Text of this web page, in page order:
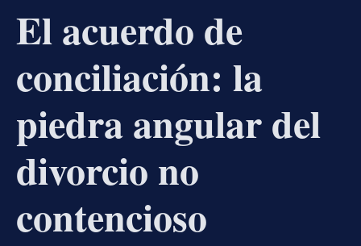
El acuerdo de
conciliación: la
piedra angular del
divorcio no
contencioso